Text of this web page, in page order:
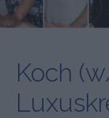
Koch